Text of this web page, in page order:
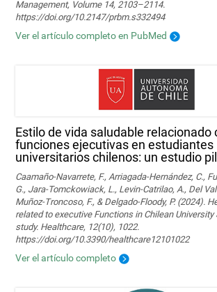
Management, Volume 14, 2103–2114.
https://doi.org/10.2147/prbm.s332494
Ver el artículo completo en PubMed
Estilo de vida saludable relacionado
funciones ejecutivas en estudiantes
universitarios chilenos: un estudio
Caamaño-Navarrete, F., Arriagada-Hernández, C.,
G., Jara-Tomckowiack, L., Levin-Catrilao, A., Del Val
Muñoz-Troncoso, F., & Delgado-Floody, P. (2024).
related to executive Functions in Chilean University
study. Healthcare, 12(10), 1022.
https://doi.org/10.3390/healthcare12101022
Ver el artículo completo